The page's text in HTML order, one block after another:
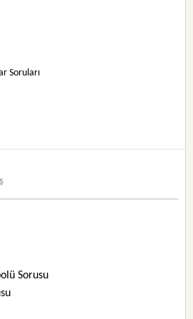
Soruları
Sorusu